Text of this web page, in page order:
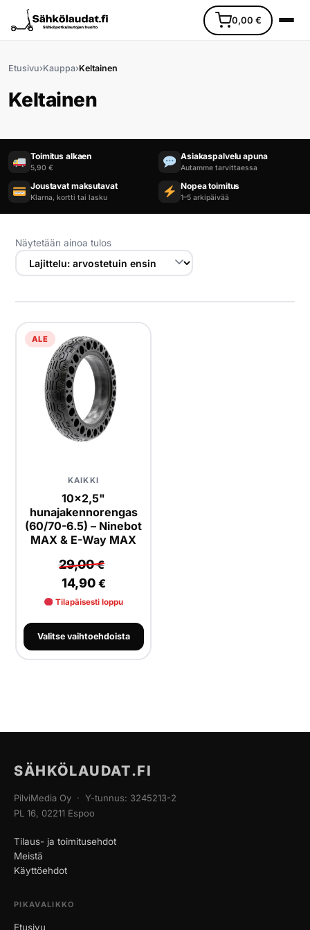
0,00 €
Etusivu
Ajoneuvot
Lisävarusteet
Yrityksille
Yhteystiedot
Varaa huolto
Etusivu›Kauppa›Keltainen
Keltainen
Toimitus alkaen
5,90 €
Asiakaspalvelu apuna
Autamme tarvittaessa
Joustavat maksutavat
Klarna, kortti tai lasku
Nopea toimitus
1–5 arkipäivää
Näytetään ainoa tulos
ALE
KAIKKI
10×2,5"
hunajakennorengas
(60/70-6.5) – Ninebot
MAX & E-Way MAX
29,00€
14,90 €
Tilapäisesti loppu
Valitse vaihtoehdoista
SÄHKÖLAUDAT.FI
PilviMedia Oy · Y-tunnus: 3245213-2
PL 16, 02211 Espoo
Tilaus- ja toimitusehdot
Meistä
Käyttöehdot
PIKAVALIKKO
Etusivu